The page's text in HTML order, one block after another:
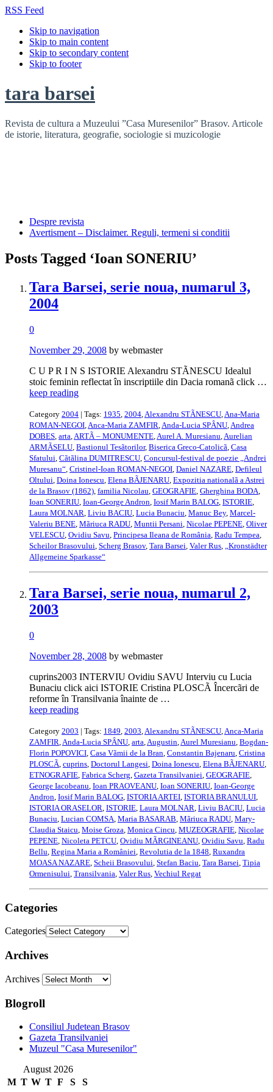
RSS Feed
Skip to navigation
Skip to main content
Skip to secondary content
Skip to footer
tara barsei
Revista de cultura a Muzeului ”Casa Muresenilor” Brasov. Articole
de istorie, literatura, geografie, sociologie si muzicologie
Despre revista
Avertisment – Disclaimer. Reguli, termeni si conditii
Posts Tagged ‘Ioan SONERIU’
Tara Barsei, serie noua, numarul 3,
2004
0
November 29, 2008 by webmaster
C U P R I N S ISTORIE Alexandru STÃNESCU Idealul
stoic feminin reflectat în inscriptiile din Dacia romanã click …
keep reading
Category 2004 | Tags: 1935, 2004,Alexandru STÃNESCU,Ana-Maria
ROMAN-NEGOI,Anca-Maria ZAMFIR,Anda-Lucia SPÂNU,Andrea
DOBES, arta,ARTÃ – MONUMENTE,Aurel A. Muresianu,Aurelian
ARMÃSELU, Bastionul Tesãtorilor, Biserica Greco-Catolicã, Casa
Sfatului, Cãtãlina DUMITRESCU, Concursul-festival de poezie „Andrei
Muresanu“, Cristinel-Ioan ROMAN-NEGOI, Daniel NAZARE, Defileul
Oltului, Doina Ionescu, Elena BÃJENARU, Expozitia nationalã a Astrei
de la Brasov (1862), familia Nicolau, GEOGRAFIE, Gherghina BODA,
Ioan SONERIU, Ioan-George Andron, Iosif Marin BALOG, ISTORIE,
Laura MOLNAR, Liviu BACIU, Lucia Bunaciu, Manuc Bey, Marcel-
Valeriu BENE, Mãriuca RADU, Muntii Persani, Nicolae PEPENE, Oliver
VELESCU, Ovidiu Savu, Principesa Ileana de România, Radu Tempea,
Scheilor Brasovului, Scherg Brasov, Tara Barsei, Valer Rus, „Kronstädter
Allgemeine Sparkasse“
Tara Barsei, serie noua, numarul 2,
2003
0
November 28, 2008 by webmaster
cuprins2003 INTERVIU Ovidiu SAVU Interviu cu Lucia
Bunaciu click aici ISTORIE Cristina PLOSCÃ Încercãri de
reforme în Transilvania înainte de …
keep reading
Category 2003 | Tags: 1849 2003 Alexandru STÃNESCU Anca-Maria
ZAMFIR Anda-Lucia SPÂNU arta Augustin Aurel Muresianu Bogdan-
Florin POPOVICI Casa Vãmii de la Bran Constantin Bajenaru Cristina
PLOSCÃ cuprins Doctorul Langesi Doina Ionescu Elena BÃJENARU
ETNOGRAFIE Fabrica Scherg Gazeta Transilvaniei GEOGRAFIE
George Iacobeanu Ioan PRAOVEANU Ioan SONERIU Ioan-George
Andron Iosif Marin BALOG ISTORIA ARTEI ISTORIA BRANULUI
ISTORIA ORASELOR ISTORIE Laura MOLNAR Liviu BACIU Lucia
Bunaciu Lucian COMSA Maria BASARAB Mãriuca RADU Mary-
Claudia Staicu Moise Groza Monica Cincu MUZEOGRAFIE Nicolae
PEPENE Nicoleta PETCU Ovidiu MÃRGINEANU Ovidiu Savu Radu
Bellu Regina Maria a României Revolutia de la 1848 Ruxandra
MOASA NAZARE Scheii Brasovului Stefan Baciu Tara Barsei Tipia
Ormenisului Transilvania Valer Rus Vechiul Regat
Categories
Categories
Archives
Archives
Blogroll
Consiliul Judetean Brasov
Gazeta Transilvaniei
Muzeul "Casa Muresenilor"
August 2026
M T W T F S
S